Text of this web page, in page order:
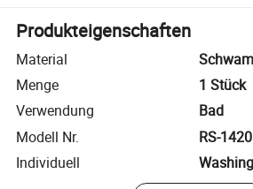
Produkteigenschaften
Material
Menge
1 Stück
Verwendung
Bad
Modell Nr.
RS-1420
Individuell